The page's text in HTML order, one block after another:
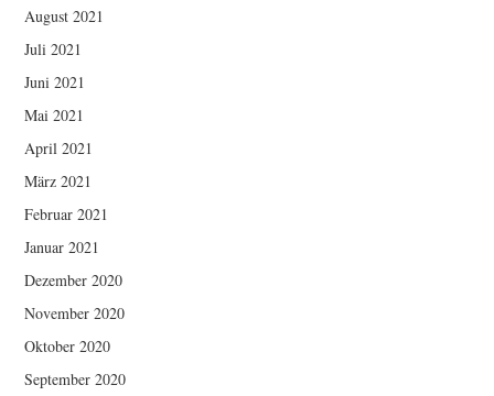
August 2021
Juli 2021
Juni 2021
Mai 2021
April 2021
März 2021
Februar 2021
Januar 2021
Dezember 2020
November 2020
Oktober 2020
September 2020